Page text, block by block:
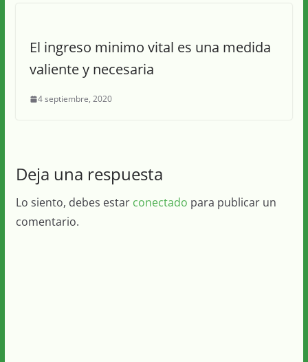
El ingreso minimo vital es una medida
valiente y necesaria
4 septiembre, 2020
Deja una respuesta
Lo siento, debes estar conectado para publicar un
comentario.